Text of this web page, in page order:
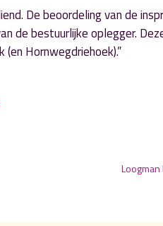
De beoordeling van de
de bestuurlijke oplegger.
Hornwegdriehoek).”